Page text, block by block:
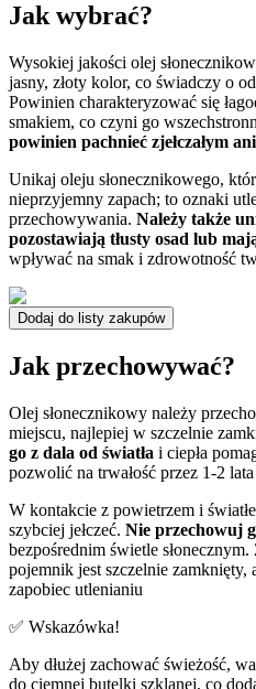
Jak wybrać?
Wysokiej jakości olej
jasny, złoty kolor, co świadczy o
Powinien charakteryzować się
smakiem, co czyni go
powinien pachnieć zjełczałym
Unikaj oleju słonecznikowego,
nieprzyjemny zapach; to oznaki
przechowywania. Należy także
pozostawiają tłusty osad lub
wpływać na smak i zdrowotność
Dodaj do listy zakupów
Jak przechowywać?
Olej słonecznikowy należy
miejscu, najlepiej w szczelnie
go z dala od światła i ciepła
pozwolić na trwałość przez 1-2 lata
W kontakcie z powietrzem i
szybciej jełczeć. Nie przechowuj
bezpośrednim świetle
pojemnik jest szczelnie zamknięty,
zapobiec utlenianiu
✅ Wskazówka!
Aby dłużej zachować świeżość,
do ciemnej butelki szklanej, co